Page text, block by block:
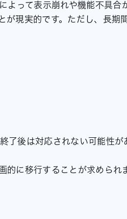
って表示崩れや機能不具合
が現実的です。ただし、長期
了後は対応されない可能性が
に移行することが求められ